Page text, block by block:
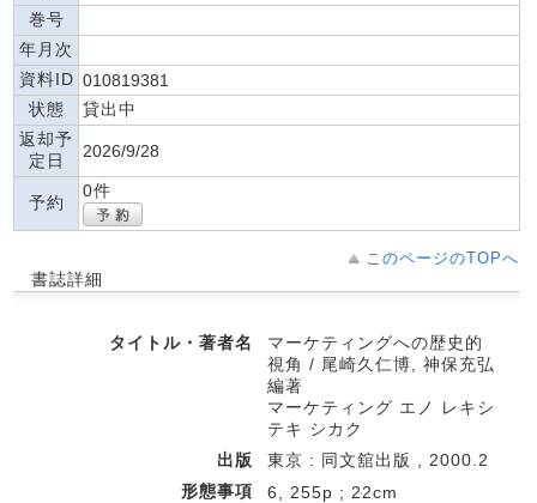
巻号
年月次
資料ID 010819381
状態
貸出中
返却予
定日
2026/9/28
予約
0件
このページのTOPへ
書誌詳細
タイトル・著者名
マーケティングへの歴史的
視角 / 尾崎久仁博, 神保充弘
編著
マーケティング エノ レキシ
テキ シカク
出版
東京 : 同文舘出版 , 2000.2
形態事項
6, 255p ; 22cm